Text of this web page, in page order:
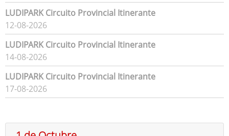
LUDIPARK Circuito Provincial Itinerante
12-08-2026
LUDIPARK Circuito Provincial Itinerante
14-08-2026
LUDIPARK Circuito Provincial Itinerante
17-08-2026